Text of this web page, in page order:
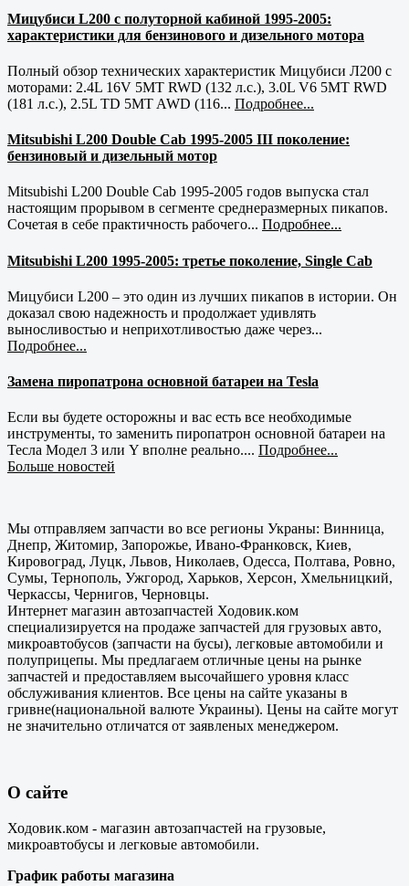
Мицубиси L200 с полуторной кабиной 1995-2005:
характеристики для бензинового и дизельного мотора
Полный обзор технических характеристик Мицубиси Л200 с
моторами: 2.4L 16V 5MT RWD (132 л.с.), 3.0L V6 5MT RWD
(181 л.с.), 2.5L TD 5MT AWD (116... Подробнее...
Mitsubishi L200 Double Cab 1995-2005 III поколение:
бензиновый и дизельный мотор
Mitsubishi L200 Double Cab 1995-2005 годов выпуска стал
настоящим прорывом в сегменте среднеразмерных пикапов.
Сочетая в себе практичность рабочего... Подробнее...
Mitsubishi L200 1995-2005: третье поколение, Single Cab
Мицубиси L200 – это один из лучших пикапов в истории. Он
доказал свою надежность и продолжает удивлять
выносливостью и неприхотливостью даже через...
Подробнее...
Замена пиропатрона основной батареи на Tesla
Если вы будете осторожны и вас есть все необходимые
инструменты, то заменить пиропатрон основной батареи на
Тесла Модел 3 или Y вполне реально.... Подробнее...
Больше новостей
Мы отправляем запчасти во все регионы Украны: Винница,
Днепр, Житомир, Запорожье, Ивано-Франковск, Киев,
Кировоград, Луцк, Львов, Николаев, Одесса, Полтава, Ровно,
Сумы, Тернополь, Ужгород, Харьков, Херсон, Хмельницкий,
Черкассы, Чернигов, Черновцы.
Интернет магазин автозапчастей Ходовик.ком
специализируется на продаже запчастей для грузовых авто,
микроавтобусов (запчасти на бусы), легковые автомобили и
полуприцепы. Мы предлагаем отличные цены на рынке
запчастей и предоставляем высочайшего уровня класс
обслуживания клиентов. Все цены на сайте указаны в
гривне(национальной валюте Украины). Цены на сайте могут
не значительно отличатся от заявленых менеджером.
О сайте
Ходовик.ком - магазин автозапчастей на грузовые,
микроавтобусы и легковые автомобили.
График работы магазина